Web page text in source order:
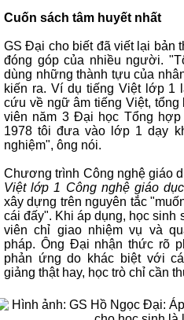
Cuốn sách tâm huyết nhất
GS Đại cho biết đã viết lại bản
đóng góp của nhiều người.
dùng những thành tựu của
kiến ra. Ví dụ tiếng Việt lớp 1
cứu về ngữ âm tiếng Việt,
viên năm 3 Đại học Tổng hợp
1978 tôi đưa vào lớp 1 dạy
nghiệm", ông nói.
Chương trình Công nghệ giáo
Việt lớp 1 Công nghệ giáo dục
xây dựng trên nguyên tắc
cái đấy". Khi áp dụng, học
viên chỉ giao nhiệm vụ và
pháp. Ông Đại nhận thức rõ
phản ứng do khác biệt với
giảng thật hay, học trò chỉ cần